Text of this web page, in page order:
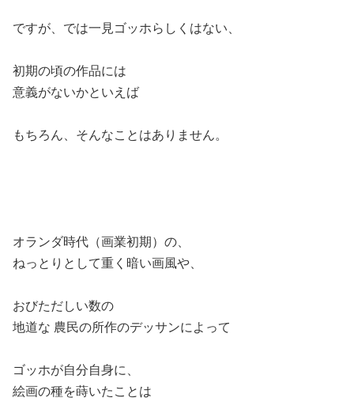
ですが、では一見ゴッホらしくはない、
初期の頃の作品には
意義がないかといえば
もちろん、そんなことはありません。
オランダ時代（画業初期）の、
ねっとりとして重く暗い画風や、
おびただしい数の
地道な 農民の所作のデッサンによって
ゴッホが自分自身に、
絵画の種を蒔いたことは